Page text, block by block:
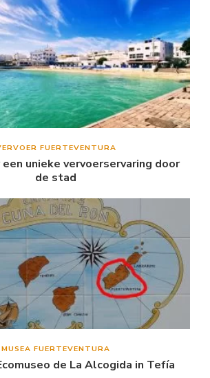
FUERTEVENTURA
een unieke vervoerservaring door
de stad
MUSEA FUERTEVENTURA
de La Alcogida in Tefía